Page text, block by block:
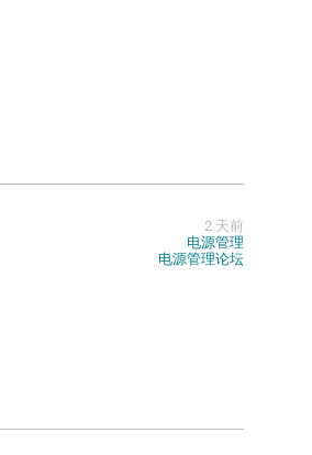
2 天前
电源管理
电源管理论坛